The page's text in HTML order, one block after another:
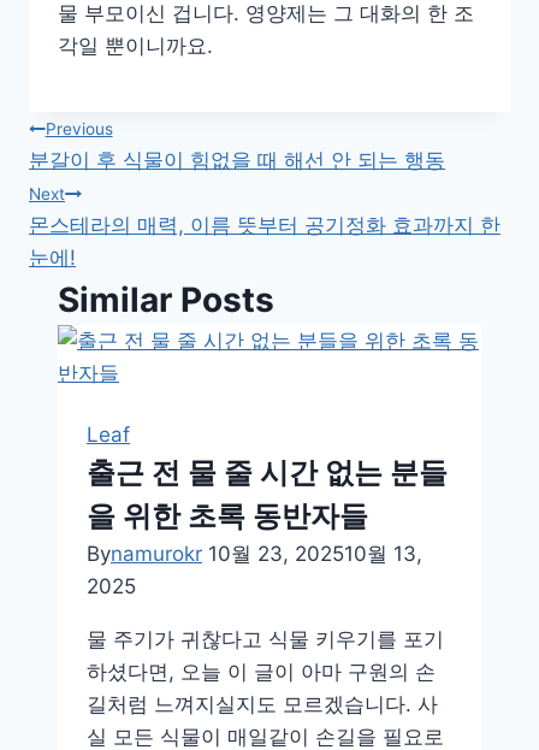
물 부모이신 겁니다. 영양제는 그 대화의 한 조
각일 뿐이니까요.
글
탐
색
Previous
분갈이 후 식물이 힘없을 때 해선 안 되는 행동
Next
몬스테라의 매력, 이름 뜻부터 공기정화 효과까지 한
눈에!
Similar Posts
Leaf
출근 전 물 줄 시간 없는 분들
을 위한 초록 동반자들
Bynamurokr 10월 23, 202510월 13,
2025
물 주기가 귀찮다고 식물 키우기를 포기
하셨다면, 오늘 이 글이 아마 구원의 손
길처럼 느껴지실지도 모르겠습니다. 사
실 모든 식물이 매일같이 손길을 필요로